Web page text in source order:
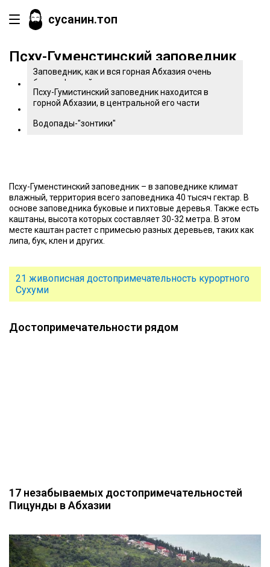
сусанин.топ
Псху-Гуменстинский заповедник
Заповедник, как и вся горная Абхазия очень
богата флорой
Псху-Гумистинский заповедник находится в
горной Абхазии, в центральной его части
Водопады-"зонтики"
Псху-Гуменстинский заповедник – в заповеднике климат
влажный, территория всего заповедника 40 тысяч гектар. В
основе заповедника буковые и пихтовые деревья. Также есть
каштаны, высота которых составляет 30-32 метра. В этом
месте каштан растет с примесью разных деревьев, таких как
липа, бук, клен и других.
21 живописная достопримечательность курортного
Сухуми
Достопримечательности рядом
17 незабываемых достопримечательностей
Пицунды в Абхазии